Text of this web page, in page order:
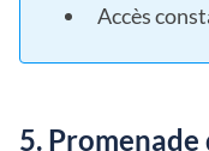
Accès
5. Promenade